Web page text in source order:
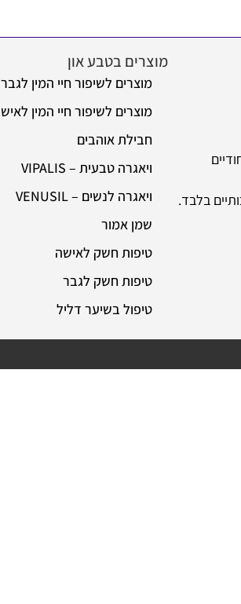
מוצרים בטבע און
מוצרים לשיפור חיי המין לגבר
מוצרים לשיפור חיי המין לאישה
חבילת אוהבים
ויאגרה טבעית – VIPALIS
ויאגרה לנשים – VENUSIL
טיפות חשק לאישה
טיפות חשק לגבר
טיפול בשיער דליל